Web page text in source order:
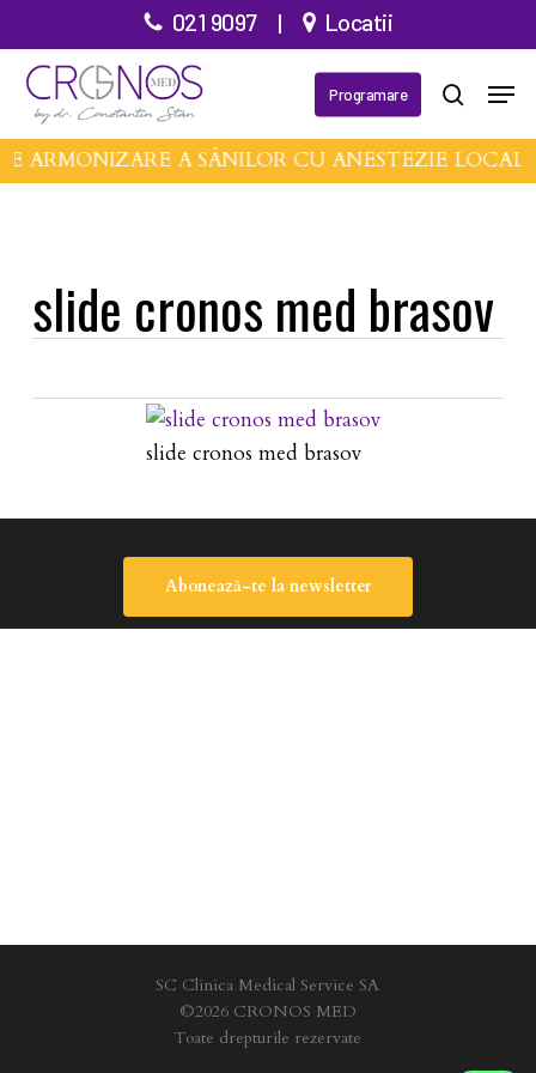
la
conținutul
principal
021 9097| Locatii
Programare căutare
ARMONIZARE A SÂNILOR CU ANESTEZIE
slide cronos med brasov
slide cronos med brasov
Abonează-te la newsletter
SC Clinica Medical Service SA
©2026 CRONOS MED
Toate drepturile rezervate